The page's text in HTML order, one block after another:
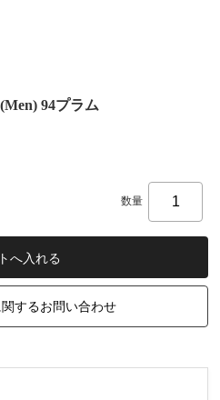
94プラム
数量
するお問い合わせ